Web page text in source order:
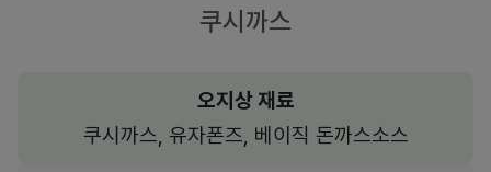
쿠시까스
오지상 재료
쿠시까스, 유자폰즈, 베이직 돈까스소스